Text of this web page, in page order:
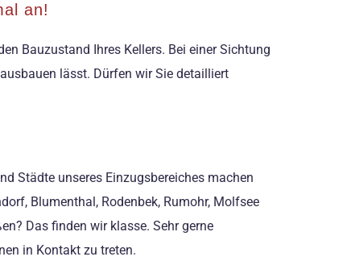
an!
Bauzustand Ihres Kellers. Bei einer Sichtung
lässt. Dürfen wir Sie detailliert
Städte unseres Einzugsbereiches machen
Blumenthal, Rodenbek, Rumohr, Molfsee
Das finden wir klasse. Sehr gerne
in Kontakt zu treten.